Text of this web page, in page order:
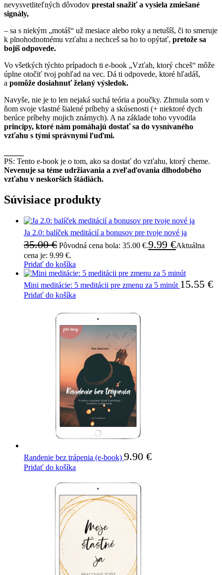
nevysvetliteľných dôvodov prestal snažiť a vysiela zmiešané
signály,
– sa s niekým „motáš“ už mesiace alebo roky a netušíš, či to smeruje
k plnohodnotnému vzťahu a nechceš sa ho to opýtať, pretože sa
bojíš odpovede.
Vo všetkých týchto prípadoch ti e-book „Vzťah, ktorý chceš“ môže
úplne otočiť tvoj pohľad na vec. Dá ti odpovede, ktoré hľadáš,
a pomôže dosiahnuť želaný výsledok.
Navyše, nie je to len nejaká suchá teória a poučky. Zhrnula som v
ňom svoje vlastné šialené príbehy a skúsenosti (+ niektoré dych
berúce príbehy mojich známych). A na základe toho vyvodila
princípy, ktoré nám pomáhajú dostať sa do vysnívaného
vzťahu s tými správnymi ľuďmi.
PS: Tento e-book je o tom, ako sa dostať do vzťahu, ktorý cheme.
Nevenuje sa téme udržiavania a zveľaďovania dlhodobého
vzťahu v neskorších štádiách.
Súvisiace produkty
Ja 2.0: balíček meditácií a bonusov pre tvoje nové ja
35.00€ Pôvodná cena bola: 35.00 €.9.99 €Aktuálna
cena je: 9.99 €.
Pridať do košíka
Mini meditácie: 5 meditácii pre zmenu za 5 minút 15.55 €
Pridať do košíka
Randenie bez trápenia (e-book) 9.90 €
Pridať do košíka